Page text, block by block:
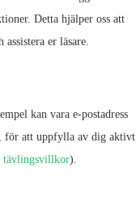
Detta hjälper oss att
er läsare.
kan vara e-postadress
för att uppfylla av dig aktivt
tävlingsvillkor).